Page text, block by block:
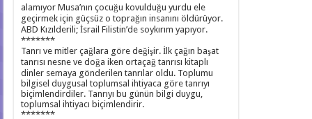
alamıyor Musa’nın çocuğu kovulduğu yurdu ele
geçirmek için güçsüz o toprağın insanını öldürüyor.
ABD Kızılderili; İsrail Filistin’de soykırım yapıyor.
*******
Tanrı ve mitler çağlara göre değişir. İlk çağın başat
tanrısı nesne ve doğa iken ortaçağ tanrısı kitaplı
dinler semaya gönderilen tanrılar oldu. Toplumu
bilgisel duygusal toplumsal ihtiyaca göre tanrıyı
biçimlendirdiler. Tanrıyı bu günün bilgi duygu,
toplumsal ihtiyacı biçimlendirir.
*******